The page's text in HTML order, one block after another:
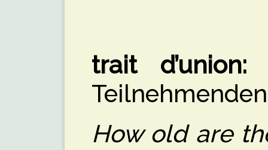
trait d’union:
How old are